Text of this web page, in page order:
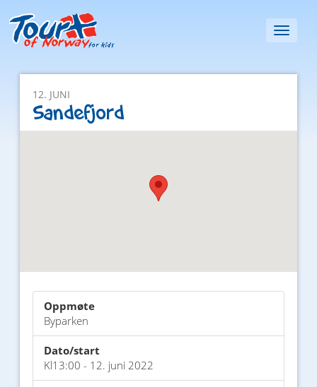
Toggle
12. JUNI
Sandefjord
Oppmøte
Byparken
Dato/start
Kl13:00 - 12. juni 2022